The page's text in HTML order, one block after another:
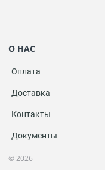
О НАС
Оплата
Доставка
Контакты
Документы
© 2026